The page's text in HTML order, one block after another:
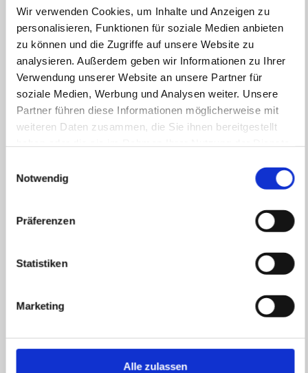
Wir verwenden Cookies, um Inhalte und Anzeigen zu
personalisieren, Funktionen für soziale Medien anbieten
zu können und die Zugriffe auf unsere Website zu
analysieren. Außerdem geben wir Informationen zu Ihrer
Verwendung unserer Website an unsere Partner für
soziale Medien, Werbung und Analysen weiter. Unsere
Partner führen diese Informationen möglicherweise mit
weiteren Daten zusammen, die Sie ihnen bereitgestellt
Notwendig
Präferenzen
Statistiken
Marketing
Alle zulassen
Wasserstoffeinspeisung
Netzanschluss
Anschlussnutzung
Instandhaltungsarbeiten
Ersatzversorgung
Energieversorgung Gera GmbH
Nach § 38 EnWG befinden sich Letztverbraucher, welche
dieser Bezug einer Lieferung oder einem bestimmten
Liefervertrag zugeordnet werden kann, in